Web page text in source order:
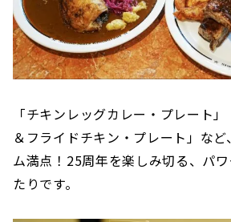
「チキンレッグカレー・プレート
＆フライドチキン・プレート」な
ム満点！25周年を楽しみ切る、パ
たりです。